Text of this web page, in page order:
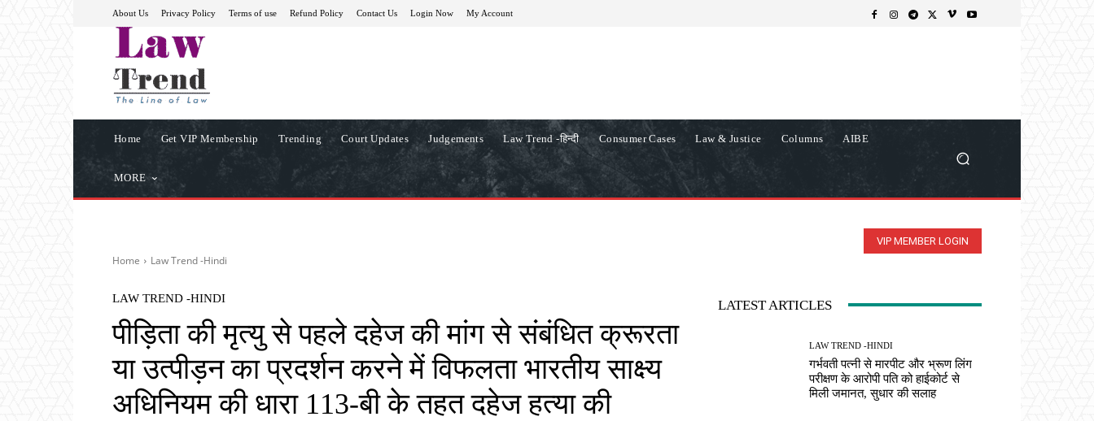
About Us Privacy Policy Terms of use Refund Policy Contact Us Login Now My Account
Home Get VIP Membership Trending Court Updates Judgements Law Trend -हिन्दी Consumer Cases Law & Justice Columns AIBE
MORE
VIP MEMBER LOGIN
Home Law Trend -Hindi
LAW TREND -HINDI
पीड़िता की मृत्यु से पहले दहेज की मांग से संबंधित क्रूरता
या उत्पीड़न का प्रदर्शन करने में विफलता भारतीय साक्ष्य
अधिनियम की धारा 113-बी के तहत दहेज हत्या की
LATEST ARTICLES
LAW TREND -HINDI
गर्भवती पत्नी से मारपीट और भ्रूण लिंग
परीक्षण के आरोपी पति को हाईकोर्ट से
मिली जमानत, सुधार की सलाह